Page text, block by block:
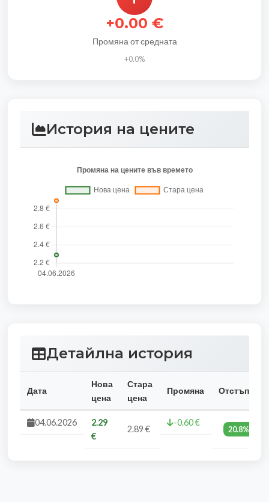
+0.00 €
Промяна от средната
+0.0%
История на цените
Детайлна история
Дата
Нова
цена
Стара
цена
Промяна Отстъпка
04.06.2026
2.29
€
2.89 €
-0.60 €
20.8%